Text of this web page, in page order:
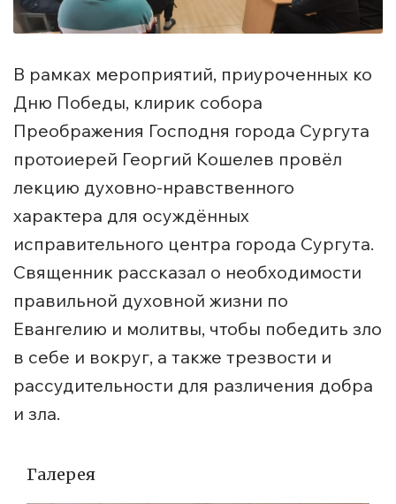
В рамках мероприятий, приуроченных ко
Дню Победы, клирик собора
Преображения Господня города Сургута
протоиерей Георгий Кошелев провёл
лекцию духовно-нравственного
характера для осуждённых
исправительного центра города Сургута.
Священник рассказал о необходимости
правильной духовной жизни по
Евангелию и молитвы, чтобы победить зло
в себе и вокруг, а также трезвости и
рассудительности для различения добра
и зла.
Галерея